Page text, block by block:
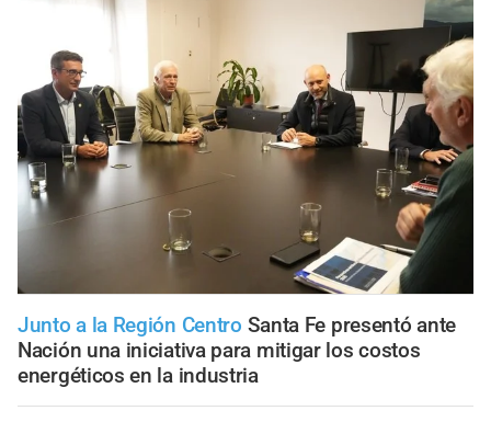
Junto a la Región Centro Santa Fe presentó ante
Nación una iniciativa para mitigar los costos
energéticos en la industria